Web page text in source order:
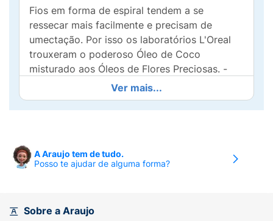
Fios em forma de espiral tendem a se
ressecar mais facilmente e precisam de
umectação. Por isso os laboratórios L'Oreal
trouxeram o poderoso Óleo de Coco
misturado aos Óleos de Flores Preciosas. -
Umectação intensa sem pesar. O primeiro
passo para cachos hidratados até as pontas.
-Definição duradoura e anti-frizz. Os cachos
rotina no day after fica mais fácil.
principalmente os que estão em transição.
Ver mais...
A Araujo tem de tudo.
Posso te ajudar de alguma forma?
Sobre a Araujo